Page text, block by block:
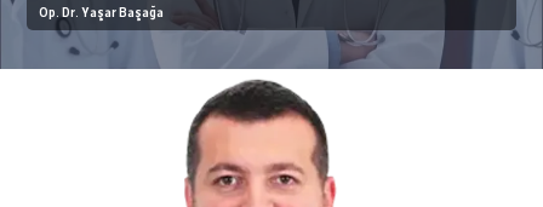
Op. Dr. Yaşar Başağa